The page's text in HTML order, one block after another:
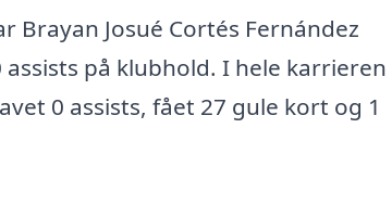
Josué Cortés Fernández
på klubhold. I hele karrieren
0 assists, fået 27 gule kort og 1